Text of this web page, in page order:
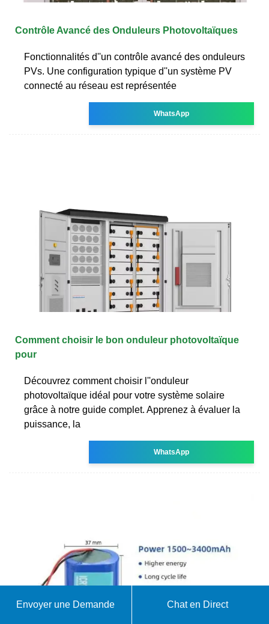
Contrôle Avancé des Onduleurs Photovoltaïques
Fonctionnalités d''un contrôle avancé des onduleurs
PVs. Une configuration typique d''un système PV
connecté au réseau est représentée
WhatsApp
Comment choisir le bon onduleur photovoltaïque
pour
Découvrez comment choisir l''onduleur
photovoltaïque idéal pour votre système solaire
grâce à notre guide complet. Apprenez à évaluer la
puissance, la
WhatsApp
Envoyer une Demande Chat en Direct